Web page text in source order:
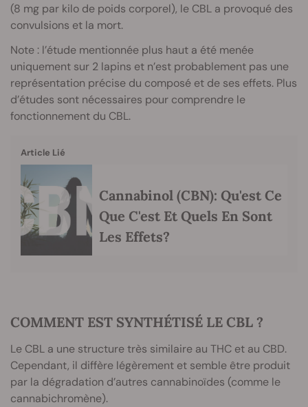
(8 mg par kilo de poids corporel), le CBL a provoqué des
convulsions et la mort.
Note : l’étude mentionnée plus haut a été menée
uniquement sur 2 lapins et n’est probablement pas une
représentation précise du composé et de ses effets. Plus
d’études sont nécessaires pour comprendre le
fonctionnement du CBL.
Article Lié
Cannabinol (CBN): Qu'est Ce
Que C'est Et Quels En Sont
Les Effets?
COMMENT EST SYNTHÉTISÉ LE CBL ?
Le CBL a une structure très similaire au THC et au CBD.
Cependant, il diffère légèrement et semble être produit
par la dégradation d’autres cannabinoïdes (comme le
cannabichromène).